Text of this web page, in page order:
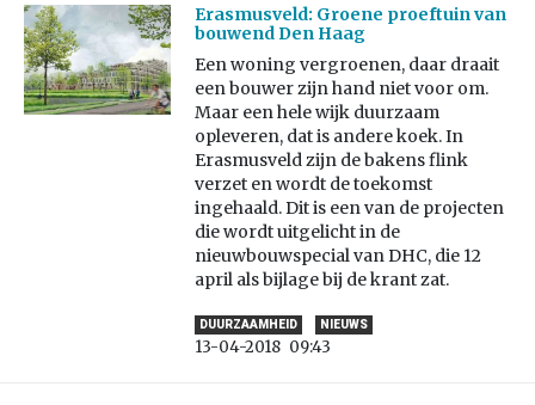
Erasmusveld: Groene proeftuin van
bouwend Den Haag
Een woning vergroenen, daar draait
een bouwer zijn hand niet voor om.
Maar een hele wijk duurzaam
opleveren, dat is andere koek. In
Erasmusveld zijn de bakens flink
verzet en wordt de toekomst
ingehaald. Dit is een van de projecten
die wordt uitgelicht in de
nieuwbouwspecial van DHC, die 12
april als bijlage bij de krant zat.
DUURZAAMHEID NIEUWS
13-04-2018 09:43